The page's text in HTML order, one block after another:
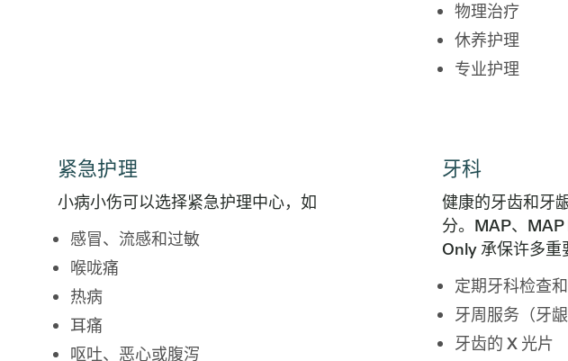
物理治疗
休养护理
专业护理
紧急护理
小病小伤可以选择紧急护理中心，如
感冒、流感和过敏
喉咙痛
热病
耳痛
呕吐、恶心或腹泻
牙科
健康的牙齿和牙
分。MAP、
Only 承保许多重
定期牙科检查
牙周服务（牙龈
牙齿的 X 光片